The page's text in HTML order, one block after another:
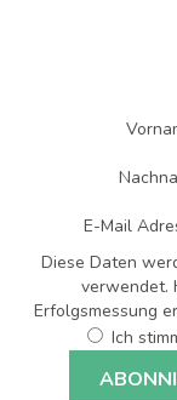
E-Mail
Diese Daten
verwendet.
Erfolgsmessung
Ich